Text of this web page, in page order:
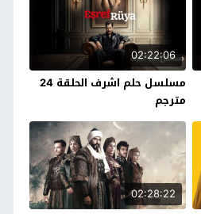
02:22:06
مسلسل حلم اشرف الحلقة 24
مترجم
02:28:22